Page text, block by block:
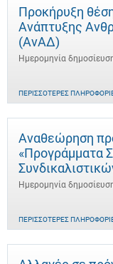
Προκήρυξη
Ανάπτυξης
(ΑνΑΔ)
Ημερομηνία
ΠΕΡΙΣΣΌΤΕΡΕΣ
Αναθεώρηση
«Προγράμματα
Ημερομηνία
ΠΕΡΙΣΣΌΤΕΡΕΣ